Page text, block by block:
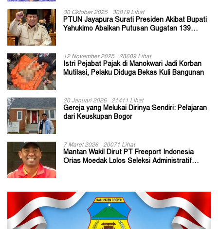
30 Oktober 2025 30819 Lihat
PTUN Jayapura Surati Presiden Akibat Bupati
Yahukimo Abaikan Putusan Gugatan 139
12 November 2025 28609 Lihat
Istri Pejabat Pajak di Manokwari Jadi Korban
Mutilasi, Pelaku Diduga Bekas Kuli Bangunan
20 Januari 2026 21411 Lihat
Gereja yang Melukai Dirinya Sendiri: Pelajaran
dari Keuskupan Bogor
7 Maret 2026 20071 Lihat
Mantan Wakil Dirut PT Freeport Indonesia
Orias Moedak Lolos Seleksi Administratif